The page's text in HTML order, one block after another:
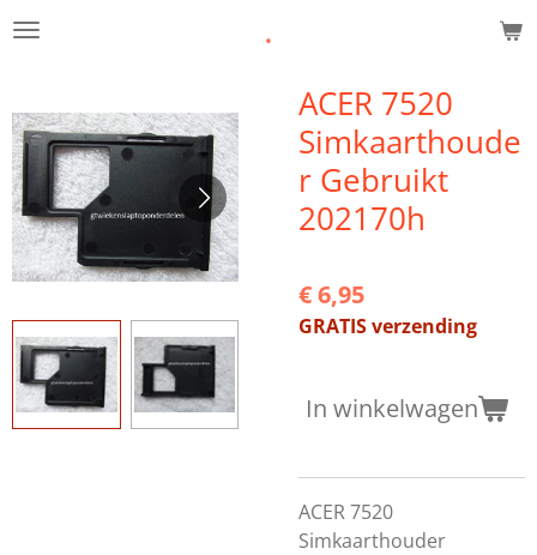
Ga
de
hoofdinhoud
.
ACER 7520
Simkaarthoude
r Gebruikt
202170h
€ 6,95
GRATIS verzending
In winkelwagen
ACER 7520
Simkaarthouder